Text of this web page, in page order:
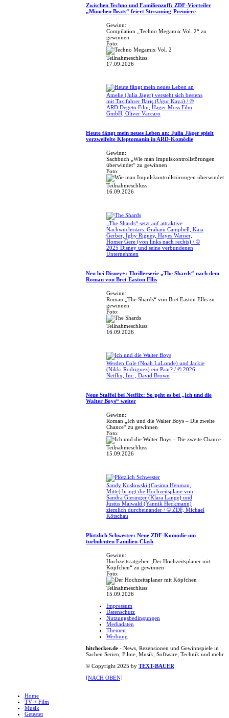
Zwischen Techno und Familienzoff: ZDF-Vierteiler
„München Beats“ feiert Streaming-Premiere
Gewinn:
Compilation „Techno Megamix Vol. 2“ zu
gewinnen
Foto:
Teilnahmeschluss:
17.09.2026
Amelie (Julia Jäger) versteht sich bestens
mit Taxifahrer Barış (Ugur Kaya) / ©
ARD Degeto Film, Hager Moss Film
GmbH, Oliver Vaccaro
Heute fängt mein neues Leben an: Julia Jäger spielt
verzweifelte Kleptomanin in ARD-Komödie
Gewinn:
Sachbuch „Wie man Impulskontrollstörungen
überwindet“ zu gewinnen
Foto:
Teilnahmeschluss:
16.09.2026
„The Shards“ setzt auf attraktive
Nachwuchsstars: Graham Campbell, Kaia
Gerber, Igby Rigney, Hayes Warner,
Homer Gere (von links nach rechts) / ©
2025 Disney und seine verbundenen
Unternehmen
Neu bei Disney+: Thrillerserie „The Shards“ nach dem
Roman von Bret Easton Ellis
Gewinn:
Roman „The Shards“ von Bret Easton Ellis zu
gewinnen
Foto:
Teilnahmeschluss:
16.09.2026
Werden Cole (Noah LaLonde) und Jackie
(Nikki Rodriguez) ein Paar? / © 2026
Netflix, Inc., David Brown
Neue Staffel bei Netflix: So geht es bei „Ich und die
Walter Boys“ weiter
Gewinn:
Roman „Ich und die Walter Boys – Die zweite
Chance“ zu gewinnen
Foto:
Teilnahmeschluss:
15.09.2026
Sandy Koslowski (Cosima Henman,
Mitte) bringt die Hochzeitspläne von
Sandra Giesinger (Klara Lange) und
Justus Maiwald (Yannik Heckmann)
ziemlich durcheinander / © ZDF, Michael
Kötschau
Plötzlich Schwester: Neue ZDF-Komödie um
turbulenten Familien-Clash
Gewinn:
Hochzeitsratgeber „Der Hochzeitsplaner mit
Köpfchen“ zu gewinnen
Foto:
Teilnahmeschluss:
15.09.2026
Impressum
Datenschutz
Nutzungsbedingungen
Mediadaten
Themen
Werbung
hitchecker.de - News, Rezensionen und Gewinnspiele in
Sachen Serien, Filme, Musik, Software, Technik und mehr
© Copyright 2025 by TEXT-BAUER
[NACH OBEN]
Home
TV + Film
Musik
Getestet